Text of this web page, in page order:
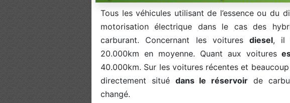
Tous les véhicules utilisant de l’essence ou du
motorisation électrique dans le cas des
carburant. Concernant les voituresdiesel, il
20.000km en moyenne. Quant aux voitures
40.000km. Sur les voitures récentes et
directement situé dans le réservoir de
changé.